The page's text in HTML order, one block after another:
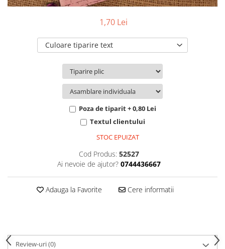
Pachete marturii
Cutii flori mixte
Cutii LUX
Aranjamente tematice
2020 Craciun si Anul Nou
1,70 Lei
Culoare tiparire text
Poza de tiparit + 0,80 Lei
Textul clientului
STOC EPUIZAT
Cod Produs: 52527
Ai nevoie de ajutor? 0744436667
Adauga la Favorite Cere informatii
Review-uri(0)